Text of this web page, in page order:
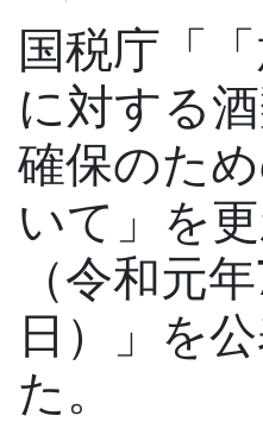
国税庁「
に対する
確保のた
いて」を
（令和元
日）」を
た。